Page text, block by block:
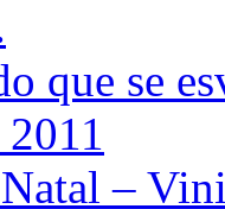
que se
–